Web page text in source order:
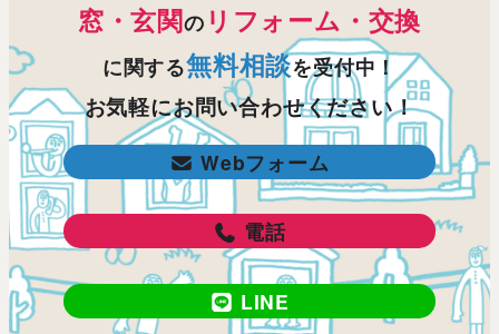
窓・玄関の リフォーム・交換
に関する無料相談を受付中！
お気軽にお問い合わせください！
Webフォーム
電話
LINE